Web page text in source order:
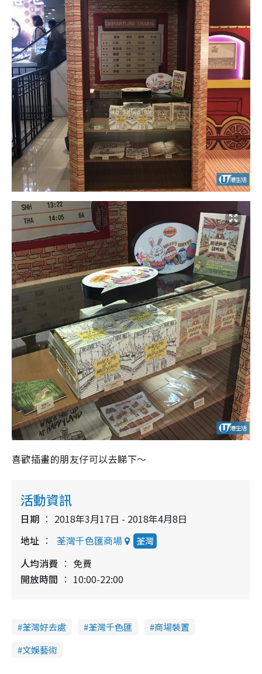
喜歡插畫的朋友仔可以去睇下～
活動資訊
日期
2018年3月17日 - 2018年4月8日
地址
荃灣千色匯商場 荃灣
人均消費
免費
開放時間
10:00-22:00
荃灣好去處 荃灣千色匯
商場裝置
文娛藝術